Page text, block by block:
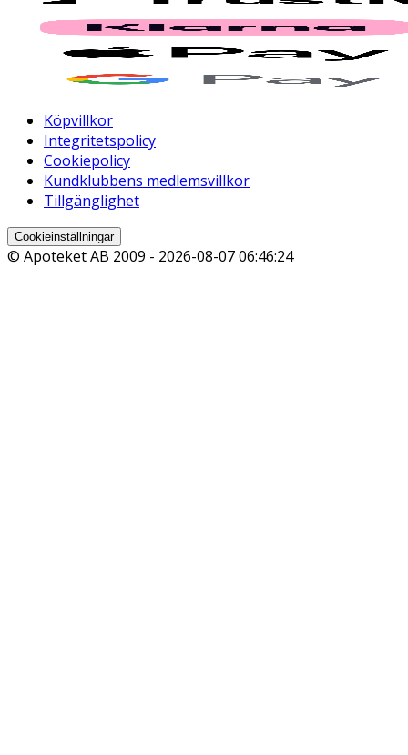
Köpvillkor
Integritetspolicy
Cookiepolicy
Kundklubbens medlemsvillkor
Tillgänglighet
Cookieinställningar
© Apoteket AB 2009 - 2026-08-07 06:46:24